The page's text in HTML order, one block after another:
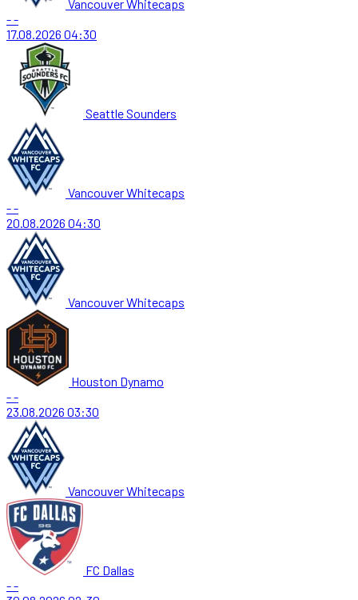
Vancouver Whitecaps
--
17.08.2026 04:30
Seattle Sounders
Vancouver Whitecaps
--
20.08.2026 04:30
Vancouver Whitecaps
Houston Dynamo
--
23.08.2026 03:30
Vancouver Whitecaps
FC Dallas
--